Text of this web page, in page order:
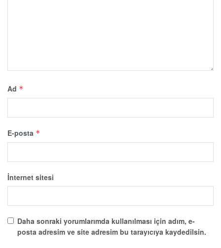
Ad *
E-posta *
İnternet sitesi
Daha sonraki yorumlarımda kullanılması için adım, e-
posta adresim ve site adresim bu tarayıcıya kaydedilsin.